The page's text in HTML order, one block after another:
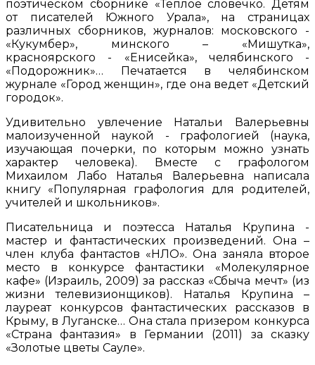
поэтическом сборнике «Теплое словечко. Детям
от писателей Южного Урала», на страницах
различных сборников, журналов: московского -
«Кукумбер», минского – «Мишутка»,
красноярского - «Енисейка», челябинского -
«Подорожник»… Печатается в челябинском
журнале «Город женщин», где она ведет «Детский
городок».
Удивительно увлечение Натальи Валерьевны
малоизученной наукой - графологией (наука,
изучающая почерки, по которым можно узнать
характер человека). Вместе с графологом
Михаилом Лабо Наталья Валерьевна написала
книгу «Популярная графология для родителей,
учителей и школьников».
Писательница и поэтесса Наталья Крупина -
мастер и фантастических произведений. Она –
член клуба фантастов «НЛО». Она заняла второе
место в конкурсе фантастики «Молекулярное
кафе» (Израиль, 2009) за рассказ «Сбыча мечт» (из
жизни телевизионщиков). Наталья Крупина –
лауреат конкурсов фантастических рассказов в
Крыму, в Луганске… Она стала призером конкурса
«Страна фантазия» в Германии (2011) за сказку
«Золотые цветы Сауле».